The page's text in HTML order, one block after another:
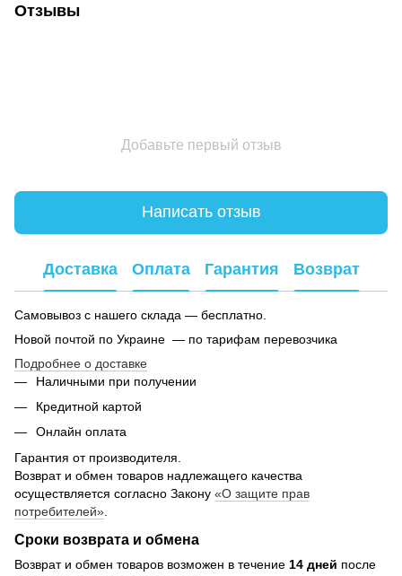
Отзывы
Добавьте первый отзыв
Написать отзыв
Доставка Оплата Гарантия Возврат
Самовывоз с нашего склада — бесплатно.
Новой почтой по Украине — по тарифам перевозчика
Подробнее о доставке
Наличными при получении
Кредитной картой
Онлайн оплата
Гарантия от производителя.
Возврат и обмен товаров надлежащего качества
осуществляется согласно Закону «О защите прав
потребителей»
Сроки возврата и обмена
Возврат и обмен товаров возможен в течение 14 дней после